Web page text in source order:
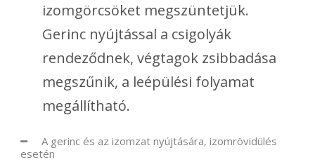
izomgörcsöket megszüntetjük.
Gerinc nyújtással a csigolyák
rendeződnek, végtagok zsibbadása
megszűnik, a leépülési folyamat
megállítható.
A gerinc és az izomzat nyújtására, izomrövidülés
esetén